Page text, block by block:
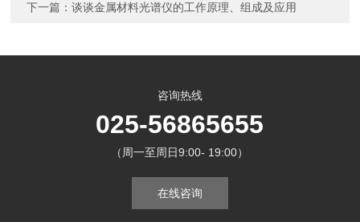
下一篇：谈谈金属材料光谱仪的工作原理、组成及应用
咨询热线
025-56865655
（周一至周日9:00- 19:00）
在线咨询